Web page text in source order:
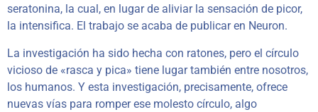
seratonina, la cual, en lugar de aliviar la sensación de picor,
la intensifica. El trabajo se acaba de publicar en Neuron.
La investigación ha sido hecha con ratones, pero el círculo
vicioso de «rasca y pica» tiene lugar también entre nosotros,
los humanos. Y esta investigación, precisamente, ofrece
nuevas vías para romper ese molesto círculo, algo